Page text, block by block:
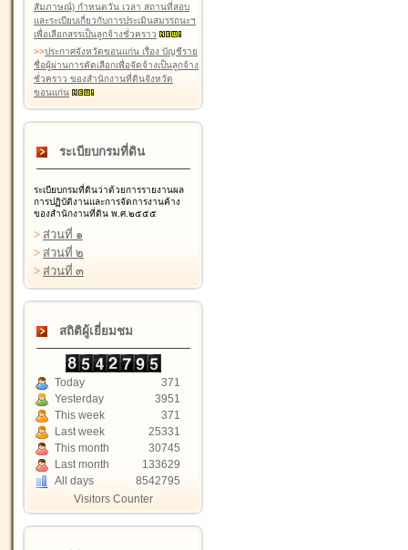
สัมภาษณ์) กำหนดวัน เวลา สถานที่สอบ
และระเบียบเกี่ยวกับการประเมินสมรรถนะฯ
เพื่อเลือกสรรเป็นลูกจ้างชั่วคราว
>>ประกาศจังหวัดขอนแก่น เรื่อง บัญชีราย
ชื่อผู้ผ่านการคัดเลือกเพื่อจัดจ้างเป็นลูกจ้าง
ชั่วคราว ของสำนักงานที่ดินจังหวัด
ขอนแก่น
ระเบียบกรมที่ดิน
ระเบียบกรมที่ดินว่าด้วยการรายงานผล
การปฏิบัติงานและการจัดการงานค้าง
ของสำนักงานที่ดิน พ.ศ.๒๕๕๕
> ส่วนที่ ๑
> ส่วนที่ ๒
> ส่วนที่ ๓
สถิติผู้เยี่ยมชม
Today
371
Yesterday
3951
This week
371
Last week
25331
This month
30745
Last month
133629
All days
8542795
Visitors Counter